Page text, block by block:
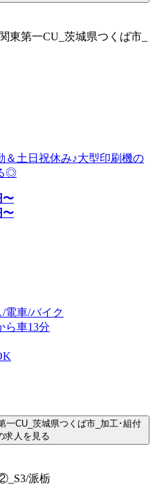
第一CU_茨城県つくば市_
＆土日祝休み♪大型印刷機の
◎
〜
〜
電車/バイク
ら車13分
CU_茨城県つくば市_加工･組付
求人を見る
派栃